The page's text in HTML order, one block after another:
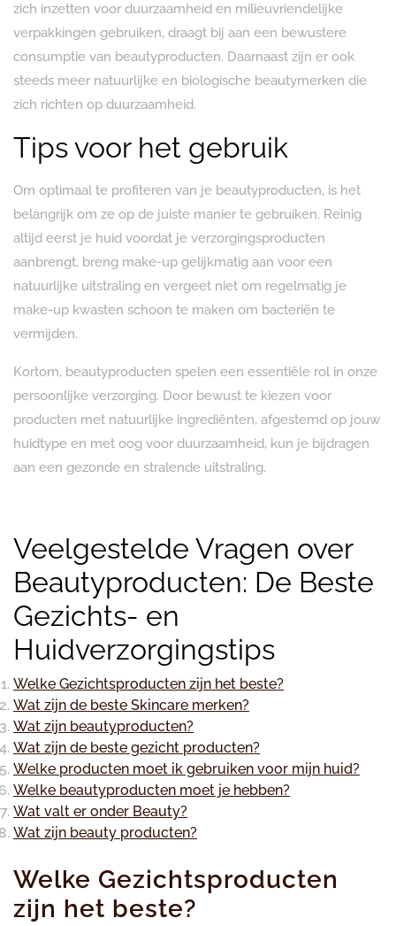
zich inzetten voor duurzaamheid en milieuvriendelijke
verpakkingen gebruiken, draagt bij aan een bewustere
consumptie van beautyproducten. Daarnaast zijn er ook
steeds meer natuurlijke en biologische beautymerken die
zich richten op duurzaamheid.
Tips voor het gebruik
Om optimaal te profiteren van je beautyproducten, is het
belangrijk om ze op de juiste manier te gebruiken. Reinig
altijd eerst je huid voordat je verzorgingsproducten
aanbrengt, breng make-up gelijkmatig aan voor een
natuurlijke uitstraling en vergeet niet om regelmatig je
make-up kwasten schoon te maken om bacteriën te
vermijden.
Kortom, beautyproducten spelen een essentiële rol in onze
persoonlijke verzorging. Door bewust te kiezen voor
producten met natuurlijke ingrediënten, afgestemd op jouw
huidtype en met oog voor duurzaamheid, kun je bijdragen
aan een gezonde en stralende uitstraling.
Veelgestelde Vragen over
Beautyproducten: De Beste
Gezichts- en
Huidverzorgingstips
Welke Gezichtsproducten zijn het beste?
Wat zijn de beste Skincare merken?
Wat zijn beautyproducten?
Wat zijn de beste gezicht producten?
Welke producten moet ik gebruiken voor mijn huid?
Welke beautyproducten moet je hebben?
Wat valt er onder Beauty?
Wat zijn beauty producten?
Welke Gezichtsproducten
zijn het beste?